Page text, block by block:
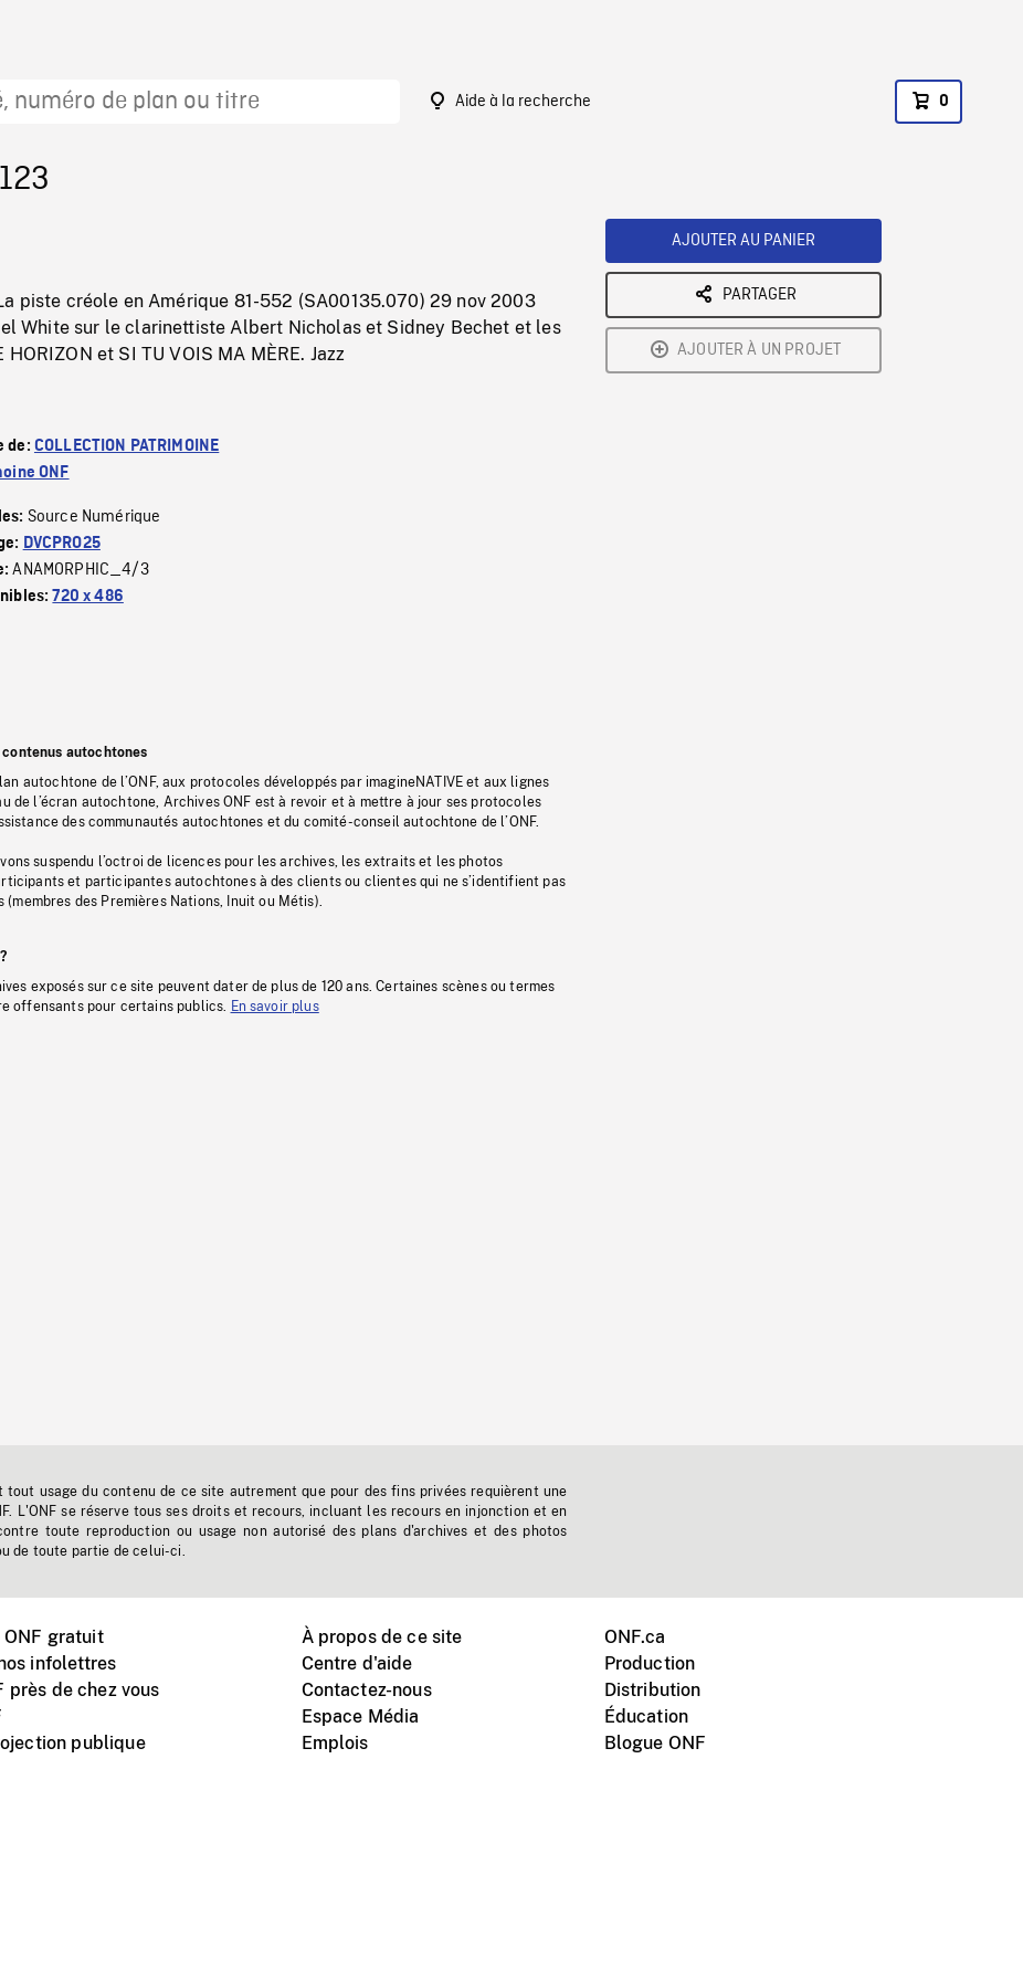
Aide à la recherche 0
piste créole en Amérique 81-552 (SA00135.070) 29 nov 2003
White sur le clarinettiste Albert Nicholas et Sidney Bechet et les
HORIZON et SI TU VOIS MA MÈRE. Jazz
de: COLLECTION PATRIMOINE
ONF
Source Numérique
DVCPRO25
ANAMORPHIC_4/3
720 x 486
autochtones
autochtone de l’ONF, aux protocoles développés par imagineNATIVE et aux lignes
de l’écran autochtone, Archives ONF est à revoir et à mettre à jour ses protocoles
des communautés autochtones et du comité-conseil autochtone de l’ONF.
suspendu l’octroi de licences pour les archives, les extraits et les photos
et participantes autochtones à des clients ou clientes qui ne s’identifient pas
(membres des Premières Nations, Inuit ou Métis).
exposés sur ce site peuvent dater de plus de 120 ans. Certaines scènes ou termes
offensants pour certains publics. En savoir plus
AJOUTER AU PANIER
PARTAGER
AJOUTER À UN PROJET
tout usage du contenu de ce site autrement que pour des fins privées requièrent une
L'ONF se réserve tous ses droits et recours, incluant les recours en injonction et en
toute reproduction ou usage non autorisé des plans d'archives et des photos
de toute partie de celui-ci.
ONF gratuit
infolettres
près de chez vous
publique
À propos de ce site
Centre d'aide
Contactez-nous
Espace Média
Emplois
ONF.ca
Production
Distribution
Éducation
Blogue ONF